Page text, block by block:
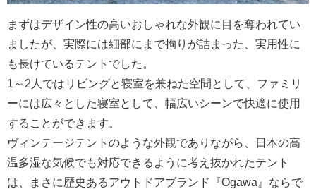
まずはデザイン性の高いおしゃれな外観に目を奪われてい
ましたが、実際には細部にまで拘りが詰まった、実用性に
も長けているテントでした。
1～2人ではリビングと寝室を兼ねた空間として、ファミリ
ーには広々とした寝室として、幅広いシーンで快適に使用
することができます。
ヴィンテージテントのような外観でありながら、日本の高
温多湿な気候でも対応できるように考え抜かれたテント
は、まさに歴史あるアウトドアブランド『Ogawa』ならで